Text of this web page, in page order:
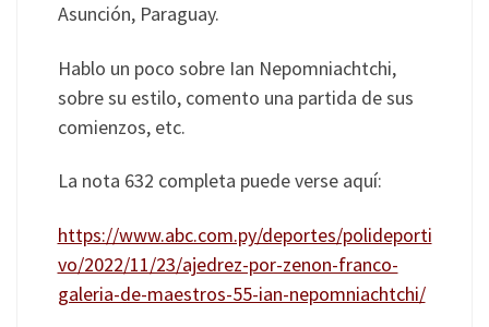
Asunción, Paraguay.
Hablo un poco sobre Ian Nepomniachtchi,
sobre su estilo, comento una partida de sus
comienzos, etc.
La nota 632 completa puede verse aquí:
https://www.abc.com.py/deportes/polideporti
vo/2022/11/23/ajedrez-por-zenon-franco-
galeria-de-maestros-55-ian-nepomniachtchi/